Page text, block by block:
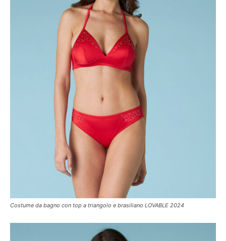
Costume da bagno con top a triangolo e brasiliano LOVABLE 2024